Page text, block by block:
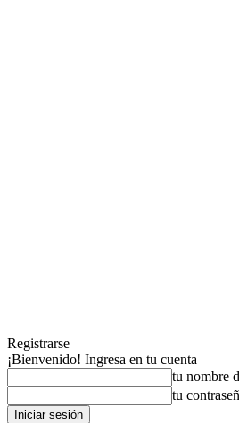
Registrarse
¡Bienvenido! Ingresa en tu cuenta
tu nombre
tu